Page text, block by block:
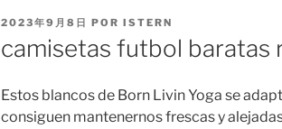
PUBLICADO
2023年9月8日 POR ISTERN
camisetas futbol baratas
Estos blancos de Born Livin Yoga se
consiguen mantenernos frescas y